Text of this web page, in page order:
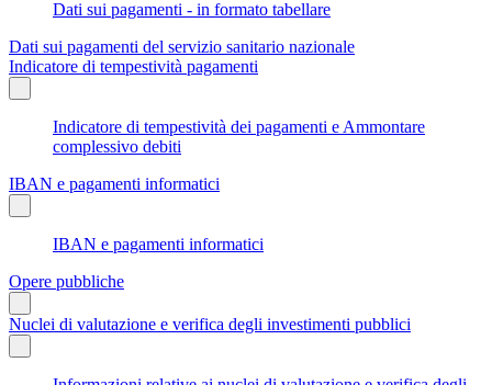
Dati sui pagamenti - in formato tabellare
Dati sui pagamenti del servizio sanitario nazionale
Indicatore di tempestività pagamenti
Indicatore di tempestività dei pagamenti e Ammontare
complessivo debiti
IBAN e pagamenti informatici
IBAN e pagamenti informatici
Opere pubbliche
Nuclei di valutazione e verifica degli investimenti pubblici